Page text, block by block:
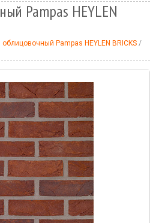
Pampas HEYLEN
Pampas HEYLEN BRICKS